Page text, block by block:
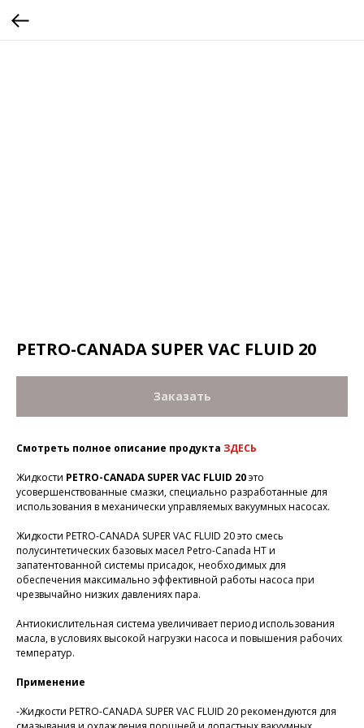
PETRO-CANADA SUPER VAC FLUID 20
Заказать
Смотреть полное описание продукта ЗДЕСЬ
Жидкости PETRO-CANADA SUPER VAC FLUID 20это
усовершенствованные смазки, специально разработанные для
использования в механически управляемых вакуумных насосах.
Жидкости PETRO-CANADA SUPER VAC FLUID 20 это смесь
полусинтетических базовых масел Petro-Canada НТ и
запатентованной системы присадок, необходимых для
обеспечения максимально эффективной работы насоса при
чрезвычайно низких давлениях пара.
Антиокислительная система увеличивает период использования
масла, в условиях высокой нагрузки насоса и повышения рабочих
температур.
Применение
-Жидкости PETRO-CANADA SUPER VAC FLUID 20 рекомендуются для